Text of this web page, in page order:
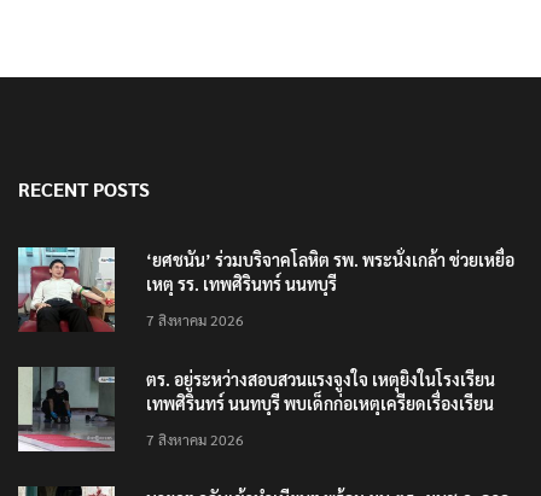
RECENT POSTS
‘ยศชนัน’ ร่วมบริจาคโลหิต รพ. พระนั่งเกล้า ช่วยเหยื่อ
เหตุ รร. เทพศิรินทร์ นนทบุรี
7 สิงหาคม 2026
ตร. อยู่ระหว่างสอบสวนแรงจูงใจ เหตุยิงในโรงเรียน
เทพศิรินทร์ นนทบุรี พบเด็กก่อเหตุเครียดเรื่องเรียน
7 สิงหาคม 2026